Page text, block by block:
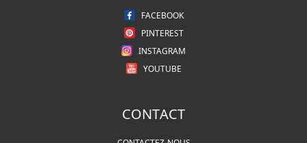
FACEBOOK
PINTEREST
INSTAGRAM
YOUTUBE
CONTACT